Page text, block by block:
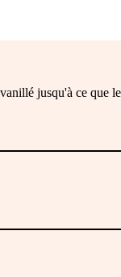
jusqu'à ce que le